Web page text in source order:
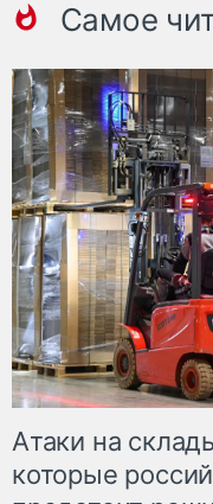
Самое
Атаки на
которые